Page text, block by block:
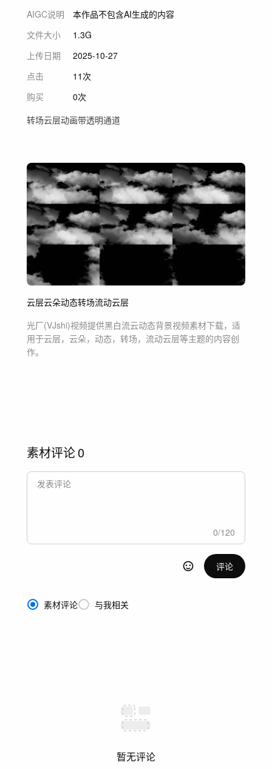
AIGC说明
本作品不包含AI生成的内容
文件大小
1.3G
上传日期
2025-10-27
点击
11次
购买
0次
转场云层动画带透明通道
云层云朵动态转场流动云层
光厂(VJshi)视频提供黑白流云动态背景视频素材下载，适
用于云层，云朵，动态，转场，流动云层等主题的内容创
作。
素材评论0
0/120
评论
素材评论 与我相关
暂无评论